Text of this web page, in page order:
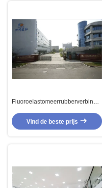
Fluoroelastomeerrubberverbinding
temperatuurbestendigheid voor
Vind de beste prijs